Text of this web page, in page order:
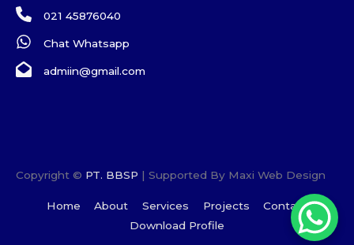
021 45876040
Chat Whatsapp
admiin@gmail.com
Copyright © PT. BBSP | Supported By Maxi Web Design
Home About Services Projects
Contact
Download Profile